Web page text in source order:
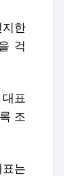
한
걱
표
조
는